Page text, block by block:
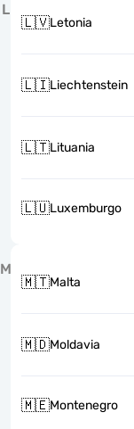
L
🇱🇻Letonia
🇱🇮Liechtenstein
🇱🇹Lituania
🇱🇺Luxemburgo
M
🇲🇹Malta
🇲🇩Moldavia
🇲🇪Montenegro